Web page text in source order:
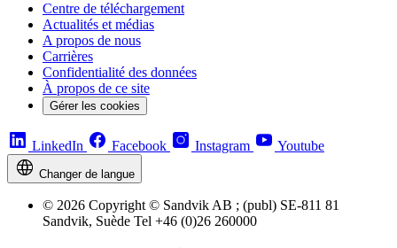
Centre de téléchargement
Actualités et médias
A propos de nous
Carrières
Confidentialité des données
À propos de ce site
Gérer les cookies
LinkedIn Facebook Instagram Youtube
Changer de langue
© 2026 Copyright © Sandvik AB ; (publ) SE-811 81
Sandvik, Suède Tel +46 (0)26 260000